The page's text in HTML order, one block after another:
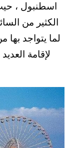
، حيث تعتبر
من السائحين
بها من
العديد من